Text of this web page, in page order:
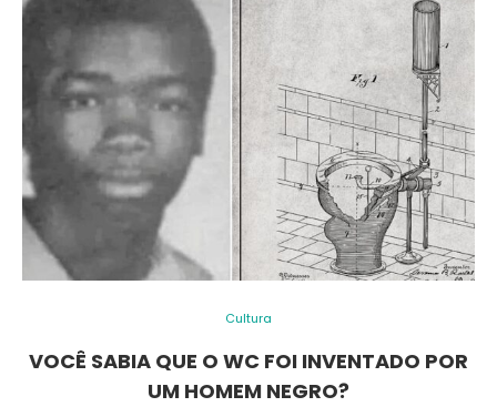
Cultura
VOCÊ SABIA QUE O WC FOI INVENTADO POR
UM HOMEM NEGRO?